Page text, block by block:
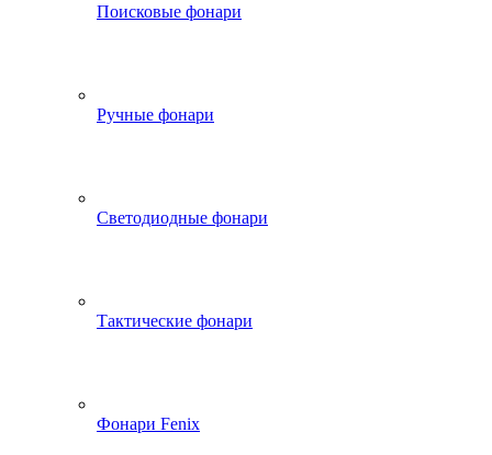
Поисковые фонари
Ручные фонари
Светодиодные фонари
Тактические фонари
Фонари Fenix